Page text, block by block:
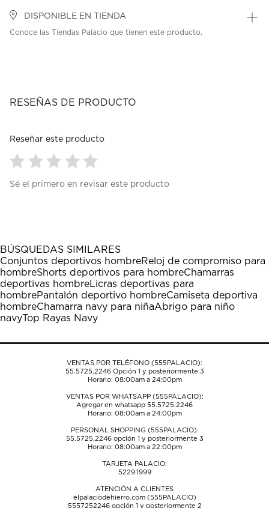
DISPONIBLE EN TIENDA
Conoce las Tiendas Palacio que tienen este producto.
RESEÑAS DE PRODUCTO
Reseñar este producto
para
1
estrella
Esta
acción
abrirá
el
formulario
de
para
estrellas.
Esta
acción
abrirá
el
formulario
de
para
estrellas.
Esta
acción
abrirá
el
formulario
de
para
estrellas.
Esta
acción
abrirá
el
formulario
de
para
estrellas.
Esta
acción
abrirá
el
formulario
de
Sé el primero en revisar este producto
BÚSQUEDAS SIMILARES
Conjuntos deportivos hombreReloj de compromiso para
hombreShorts deportivos para hombreChamarras
deportivas hombreLicras deportivas para
hombrePantalón deportivo hombreCamiseta deportiva
hombreChamarra navy para niñaAbrigo para niño
navyTop Rayas Navy
VENTAS POR TELÉFONO (555PALACIO):
55.5725.2246Opción 1 y posteriormente 3
Horario: 08:00am a 24:00pm
VENTAS POR WHATSAPP (555PALACIO):
Agregar en whatsapp 55.5725.2246
Horario: 08:00am a 24:00pm
PERSONAL SHOPPING (555PALACIO):
55.5725.2246opción 1 y posteriormente 3
Horario: 08:00am a 22:00pm
TARJETA PALACIO:
5229.1999
ATENCIÓN A CLIENTES
elpalaciodehierro.com (555PALACIO)
5557252246opción 1 y posteriormente 2